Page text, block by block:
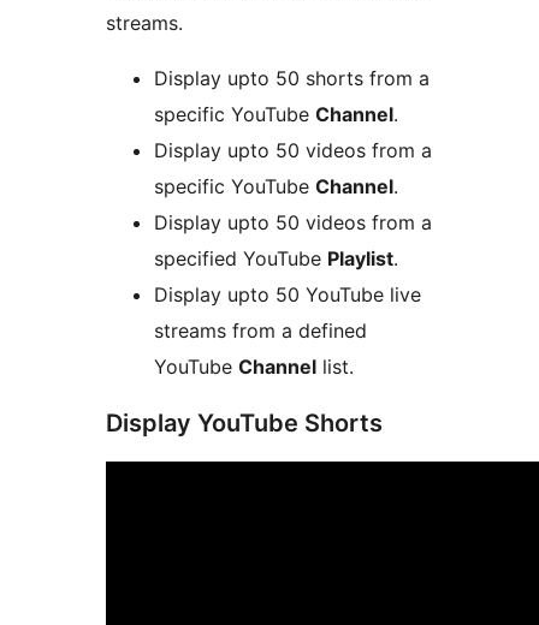
streams.
Display upto 50 shorts from a
specific YouTube Channel.
Display upto 50 videos from a
specific YouTube Channel.
Display upto 50 videos from a
specified YouTube Playlist.
Display upto 50 YouTube live
streams from a defined
YouTube Channel list.
Display YouTube Shorts